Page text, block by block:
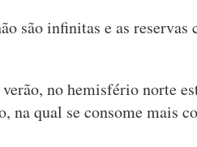
são infinitas e as reservas
no hemisfério norte
na qual se consome mais